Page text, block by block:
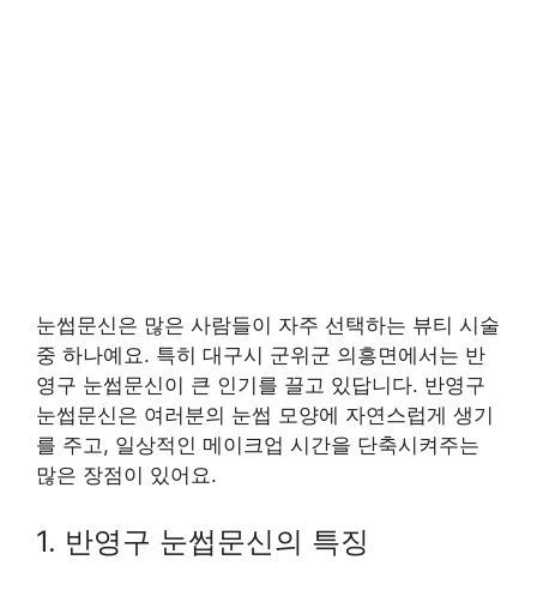
눈썹문신은 많은 사람들이 자주 선택하는 뷰티 시술
중 하나예요. 특히 대구시 군위군 의흥면에서는 반
영구 눈썹문신이 큰 인기를 끌고 있답니다. 반영구
눈썹문신은 여러분의 눈썹 모양에 자연스럽게 생기
를 주고, 일상적인 메이크업 시간을 단축시켜주는
많은 장점이 있어요.
1. 반영구 눈썹문신의 특징